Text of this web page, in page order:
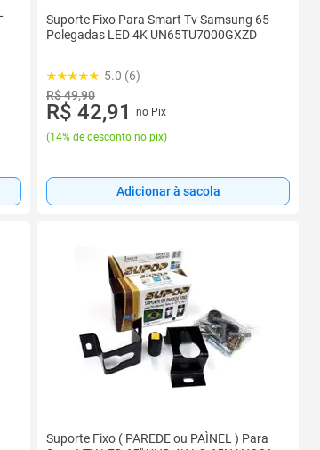
Suporte Fixo Para Smart Tv Samsung 65
Polegadas LED 4K UN65TU7000GXZD
5.0 (6)
R$ 49,90
R$ 42,91
no Pix
(14% de desconto no pix)
Adicionar à sacola
Suporte Fixo ( PAREDE ou PAÌNEL ) Para